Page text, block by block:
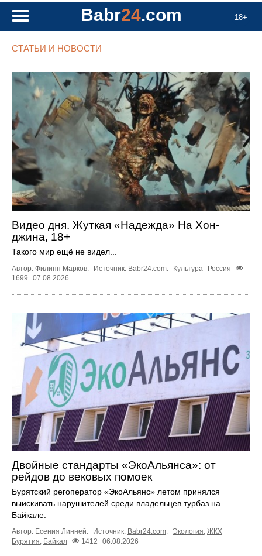
18+
Babr24.com
СТАТЬИ И НОВОСТИ
Видео дня. Жуткая «Надежда» На Хон-
джина, 18+
Такого мир ещё не видел...
Автор: Филипп Марков. Источник: Babr24.com Культура
Россия
1699
07.08.2026
Двойные стандарты «ЭкоАльянса»: от
рейдов до вековых помоек
Бурятский регоператор «ЭкоАльянс» летом принялся
выискивать нарушителей среди владельцев турбаз на
Байкале.
Автор: Есения Линней. Источник: Babr24.com. Экология, ЖКХ
Бурятия, Байкал 1412 06.08.2026